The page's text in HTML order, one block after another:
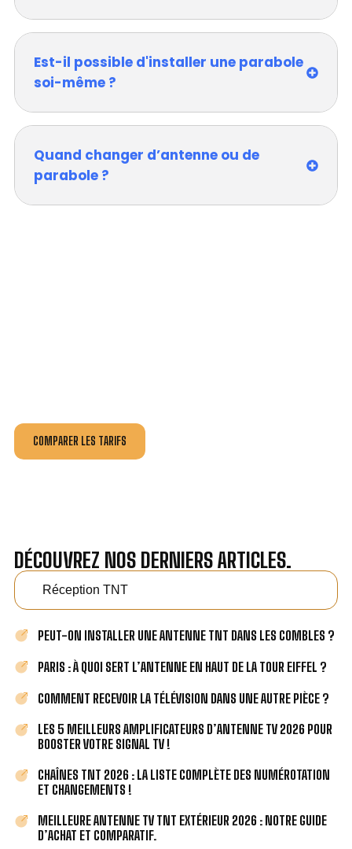
Est-il possible d'installer une parabole
soi-même ?
Quand changer d’antenne ou de
parabole ?
COMPARER LES TARIFS
DÉCOUVREZ NOS DERNIERS ARTICLES.
Réception TNT
PEUT-ON INSTALLER UNE ANTENNE TNT DANS LES COMBLES ?
PARIS : À QUOI SERT L’ANTENNE EN HAUT DE LA TOUR EIFFEL ?
COMMENT RECEVOIR LA TÉLÉVISION DANS UNE AUTRE PIÈCE ?
LES 5 MEILLEURS AMPLIFICATEURS D’ANTENNE TV 2026 POUR
BOOSTER VOTRE SIGNAL TV !
CHAÎNES TNT 2026 : LA LISTE COMPLÈTE DES NUMÉROTATION
ET CHANGEMENTS !
MEILLEURE ANTENNE TV TNT EXTÉRIEUR 2026 : NOTRE GUIDE
D’ACHAT ET COMPARATIF.